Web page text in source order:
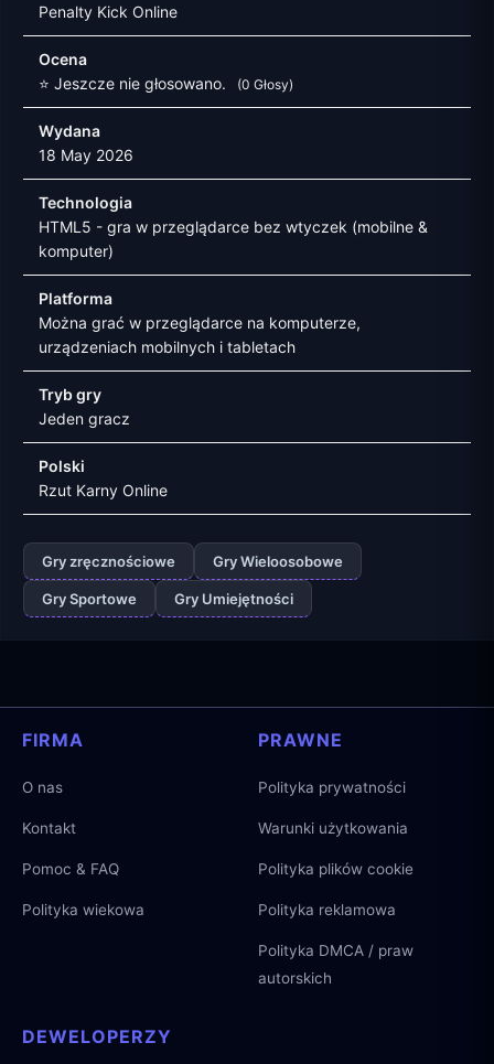
Penalty Kick Online
Ocena
⭐ Jeszcze nie głosowano.
(0 Głosy)
Wydana
18 May 2026
Technologia
HTML5 - gra w przeglądarce bez wtyczek (mobilne &
komputer)
Platforma
Można grać w przeglądarce na komputerze,
urządzeniach mobilnych i tabletach
Tryb gry
Jeden gracz
Polski
Rzut Karny Online
Gry zręcznościowe Gry Wieloosobowe
Gry Sportowe Gry Umiejętności
FIRMA
O nas
Kontakt
Pomoc & FAQ
Polityka wiekowa
PRAWNE
Polityka prywatności
Warunki użytkowania
Polityka plików cookie
Polityka reklamowa
Polityka DMCA / praw
autorskich
DEWELOPERZY